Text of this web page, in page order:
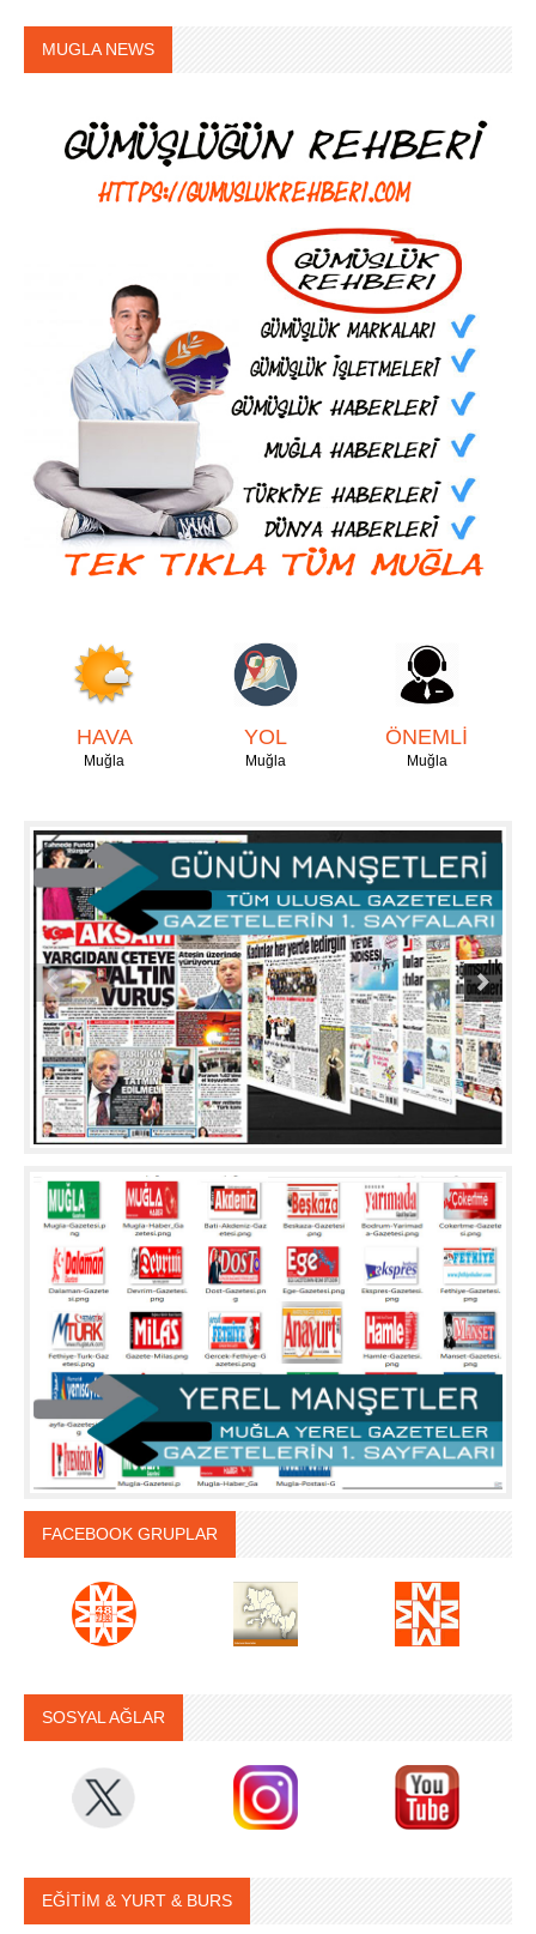
MUGLA NEWS
HAVA
Muğla
YOL
Muğla
ÖNEMLİ
Muğla
FACEBOOK GRUPLAR
SOSYAL AĞLAR
EĞİTİM & YURT & BURS